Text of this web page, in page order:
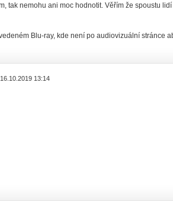
tak nemohu ani moc hodnotit. Věřím že spoustu
Blu-ray, kde není po audiovizuální stránce
13:14